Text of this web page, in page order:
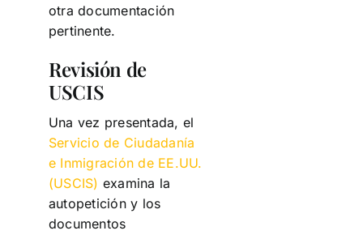
otra documentación
pertinente.
Revisión de
USCIS
Una vez presentada, el
Servicio de Ciudadanía
e Inmigración de EE.UU.
(USCIS) examina la
autopetición y los
documentos